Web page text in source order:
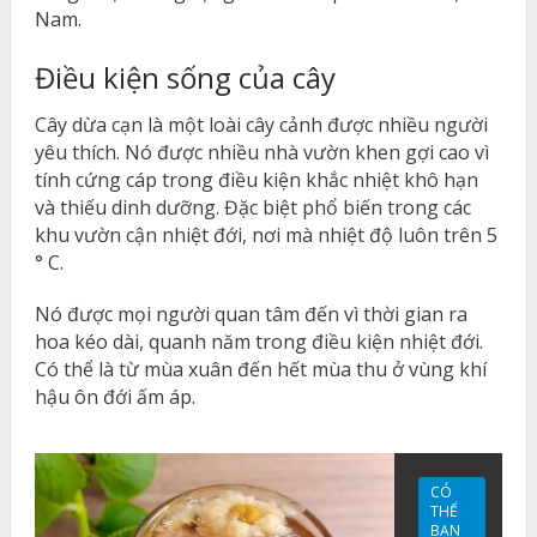
Nam.
Điều kiện sống của cây
Cây dừa cạn là một loài cây cảnh được nhiều người
yêu thích. Nó được nhiều nhà vườn khen gợi cao vì
tính cứng cáp trong điều kiện khắc nhiệt khô hạn
và thiếu dinh dưỡng. Đặc biệt phổ biến trong các
khu vườn cận nhiệt đới, nơi mà nhiệt độ luôn trên 5
° C.
Nó được mọi người quan tâm đến vì thời gian ra
hoa kéo dài, quanh năm trong điều kiện nhiệt đới.
Có thể là từ mùa xuân đến hết mùa thu ở vùng khí
hậu ôn đới ấm áp.
CÓ
THỂ
BẠN